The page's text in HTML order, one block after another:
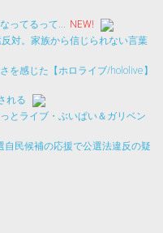
ってるって... NEW!
対。家族から信じられない言葉
を感じた【ホロライブ/hololive】
れる
とライブ・ぶいぱい＆ガリベン
民候補の応援で公選法違反の疑